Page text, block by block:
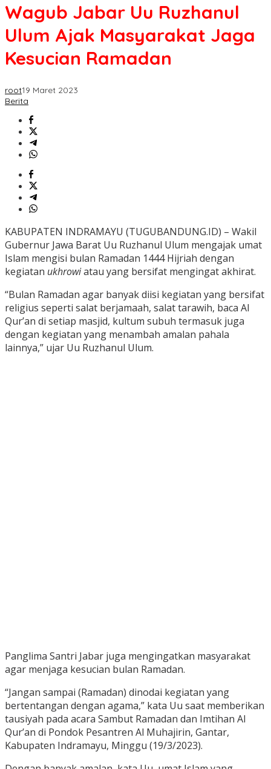
Wagub Jabar Uu Ruzhanul
Ulum Ajak Masyarakat Jaga
Kesucian Ramadan
root19 Maret 2023
Berita
KABUPATEN INDRAMAYU (TUGUBANDUNG.ID) – Wakil
Gubernur Jawa Barat Uu Ruzhanul Ulum mengajak umat
Islam mengisi bulan Ramadan 1444 Hijriah dengan
kegiatan ukhrowiatau yang bersifat mengingat akhirat.
“Bulan Ramadan agar banyak diisi kegiatan yang bersifat
religius seperti salat berjamaah, salat tarawih, baca Al
Qur’an di setiap masjid, kultum subuh termasuk juga
dengan kegiatan yang menambah amalan pahala
lainnya,” ujar Uu Ruzhanul Ulum.
Panglima Santri Jabar juga mengingatkan masyarakat
agar menjaga kesucian bulan Ramadan.
“Jangan sampai (Ramadan) dinodai kegiatan yang
bertentangan dengan agama,” kata Uu saat memberikan
tausiyah pada acara Sambut Ramadan dan Imtihan Al
Qur’an di Pondok Pesantren Al Muhajirin, Gantar,
Kabupaten Indramayu, Minggu (19/3/2023).